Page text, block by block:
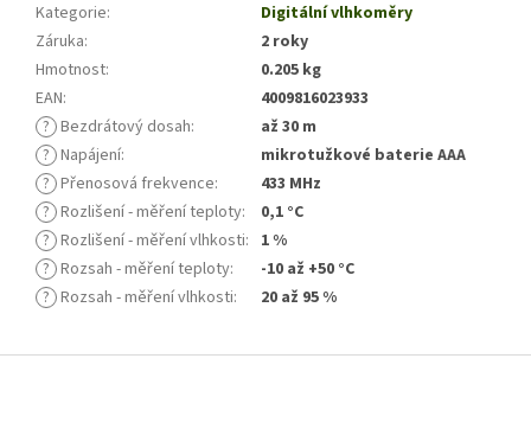
Kategorie:
Digitální vlhkoměry
Záruka:
2 roky
Hmotnost:
0.205 kg
EAN:
4009816023933
? Bezdrátový dosah:
až 30 m
? Napájení:
mikrotužkové baterie AAA
? Přenosová frekvence:
433 MHz
? Rozlišení - měření teploty:
0,1 °C
? Rozlišení - měření vlhkosti: 1 %
? Rozsah - měření teploty:
-10 až +50 °C
? Rozsah - měření vlhkosti: 20 až 95 %
Z